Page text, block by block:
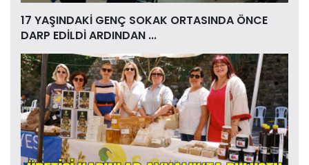
17 YAŞINDAKİ GENÇ SOKAK ORTASINDA ÖNCE
DARP EDİLDİ ARDINDAN ...